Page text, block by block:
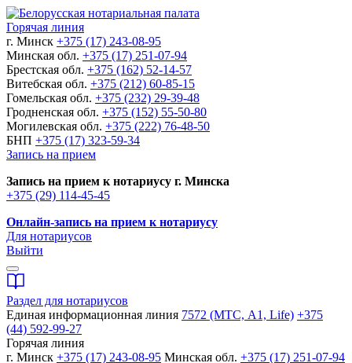
Горячая линия
г. Минск +375 (17) 243-08-95
Минская обл. +375 (17) 251-07-94
Брестская обл. +375 (162) 52-14-57
Витебская обл. +375 (212) 60-85-15
Гомельская обл. +375 (232) 29-39-48
Гродненская обл. +375 (152) 55-50-80
Могилевская обл. +375 (222) 76-48-50
БНП +375 (17) 323-59-34
Запись на прием
Запись на прием к нотариусу г. Минска
+375 (29) 114-45-45
Онлайн-запись на прием к нотариусу
Для нотариусов
Выйти
Раздел для нотариусов
Единая информационная линия 7572 (МТС, A1, Life) +375
(44) 592-99-27
Горячая линия
г. Минск +375 (17) 243-08-95 Минская обл. +375 (17) 251-07-94